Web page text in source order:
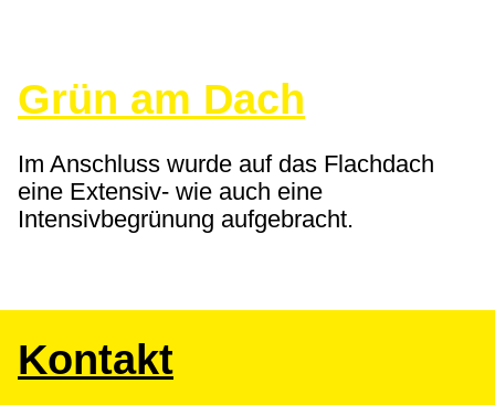
Grün am Dach
Im Anschluss wurde auf das Flachdach
eine Extensiv- wie auch eine
Intensivbegrünung aufgebracht.
Kontakt